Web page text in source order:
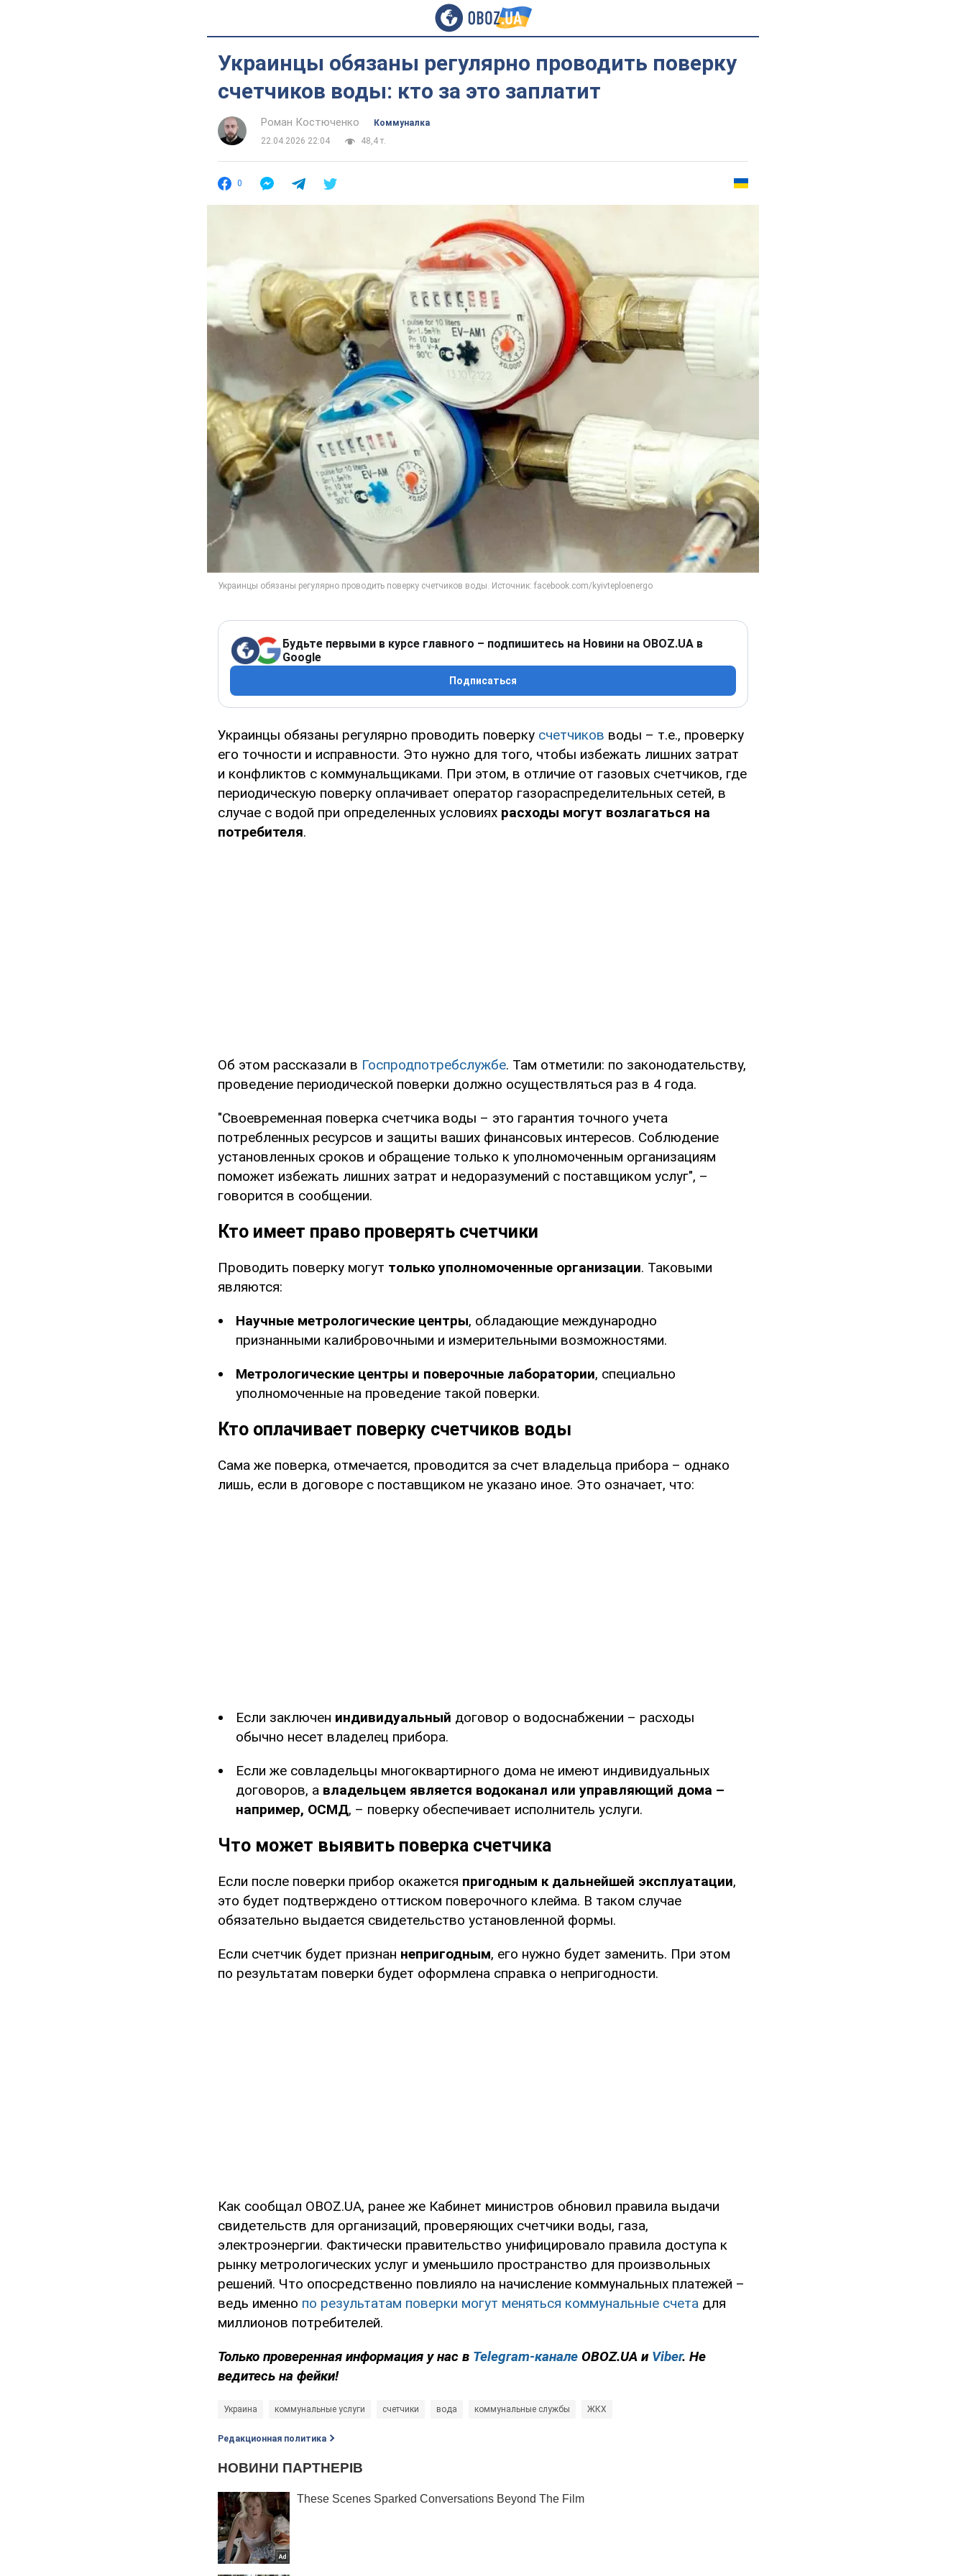
Украинцы обязаны регулярно проводить поверку
счетчиков воды: кто за это заплатит
Роман Костюченко
Коммуналка
22.04.2026 22:04
48,4 т.
0
Будьте первыми в курсе главного – подпишитесь на Новини на OBOZ.UA в
Google
Подписаться
Украинцы обязаны регулярно проводить поверку счетчиков воды – т.е., проверку
его точности и исправности. Это нужно для того, чтобы избежать лишних затрат
и конфликтов с коммунальщиками. При этом, в отличие от газовых счетчиков, где
периодическую поверку оплачивает оператор газораспределительных сетей, в
случае с водой при определенных условиях расходы могут возлагаться на
потребителя.
Об этом рассказали в Госпродпотребслужбе. Там отметили: по законодательству,
проведение периодической поверки должно осуществляться раз в 4 года.
"Своевременная поверка счетчика воды – это гарантия точного учета
потребленных ресурсов и защиты ваших финансовых интересов. Соблюдение
установленных сроков и обращение только к уполномоченным организациям
поможет избежать лишних затрат и недоразумений с поставщиком услуг", –
говорится в сообщении.
Кто имеет право проверять счетчики
Проводить поверку могут только уполномоченные организации. Таковыми
являются:
Научные метрологические центры, обладающие международно
признанными калибровочными и измерительными возможностями.
Метрологические центры и поверочные лаборатории, специально
уполномоченные на проведение такой поверки.
Кто оплачивает поверку счетчиков воды
Сама же поверка, отмечается, проводится за счет владельца прибора – однако
лишь, если в договоре с поставщиком не указано иное. Это означает, что:
Если заключен индивидуальный договор о водоснабжении – расходы
обычно несет владелец прибора.
Если же совладельцы многоквартирного дома не имеют индивидуальных
договоров, а владельцем является водоканал или управляющий дома –
например, ОСМД, – поверку обеспечивает исполнитель услуги.
Что может выявить поверка счетчика
Если после поверки прибор окажется пригодным к дальнейшей эксплуатации,
это будет подтверждено оттиском поверочного клейма. В таком случае
обязательно выдается свидетельство установленной формы.
Если счетчик будет признан непригодным, его нужно будет заменить. При этом
по результатам поверки будет оформлена справка о непригодности.
Как сообщал OBOZ.UA, ранее же Кабинет министров обновил правила выдачи
свидетельств для организаций, проверяющих счетчики воды, газа,
электроэнергии. Фактически правительство унифицировало правила доступа к
рынку метрологических услуг и уменьшило пространство для произвольных
решений. Что опосредственно повлияло на начисление коммунальных платежей –
ведь именно по результатам поверки могут меняться коммунальные счета для
миллионов потребителей.
Только проверенная информация у нас в Telegram-канале OBOZ.UA и Viber. Не
ведитесь на фейки!
Украина коммунальные услуги счетчики вода коммунальные службы ЖКХ
Редакционная политика